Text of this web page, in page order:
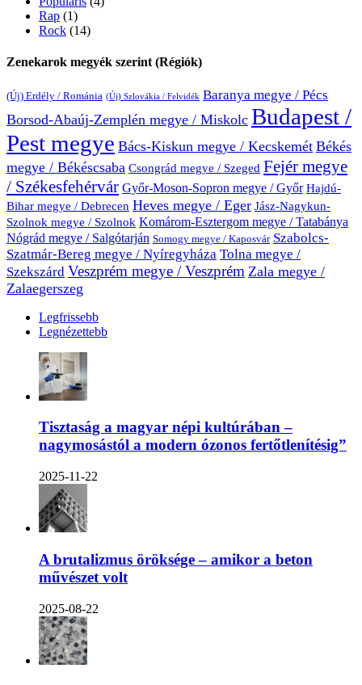
Rap (1)
Rock (14)
Zenekarok megyék szerint (Régiók)
(Új) Erdély / Románia (Új) Szlovákia / Felvidék Baranya megye / Pécs
Borsod-Abaúj-Zemplén megye / Miskolc Budapest /
Pest megye Bács-Kiskun megye / Kecskemét Békés
megye / Békéscsaba Csongrád megye / Szeged Fejér megye
/ Székesfehérvár Győr-Moson-Sopron megye / Győr Hajdú-
Bihar megye / Debrecen Heves megye / Eger Jász-Nagykun-
Szolnok megye / Szolnok Komárom-Esztergom megye / Tatabánya
Nógrád megye / Salgótarján Somogy megye / Kaposvár Szabolcs-
Szatmár-Bereg megye / Nyíregyháza Tolna megye /
Szekszárd Veszprém megye / Veszprém Zala megye /
Zalaegerszeg
Legfrissebb
Legnézettebb
Tisztaság a magyar népi kultúrában –
nagymosástól a modern ózonos fertőtlenítésig”
2025-11-22
A brutalizmus öröksége – amikor a beton
művészet volt
2025-08-22